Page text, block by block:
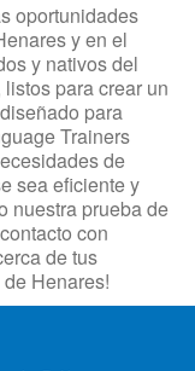
oportunidades
y en el
y nativos del
para crear un
para
Trainers
de
sea eficiente y
nuestra prueba de
con
de tus
Henares!